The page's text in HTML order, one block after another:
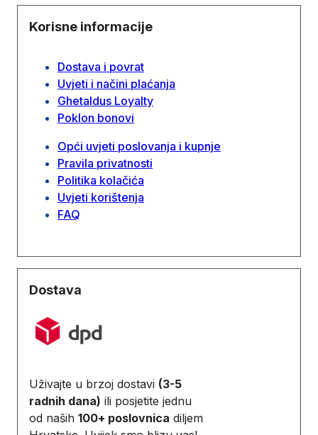
Korisne informacije
Dostava i povrat
Uvjeti i načini plaćanja
Ghetaldus Loyalty
Poklon bonovi
Opći uvjeti poslovanja i kupnje
Pravila privatnosti
Politika kolačića
Uvjeti korištenja
FAQ
Dostava
Uživajte u brzoj dostavi (3-5
radnih dana) ili posjetite jednu
od naših 100+ poslovnica diljem